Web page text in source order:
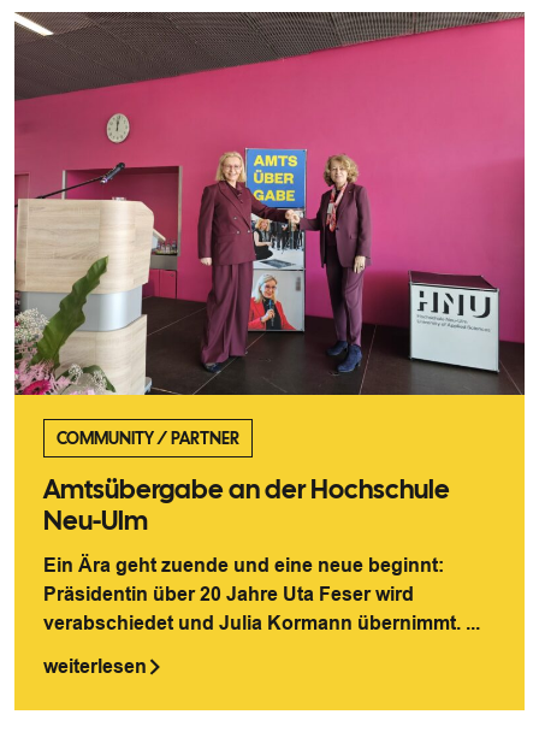
COMMUNITY/PARTNER
Amtsübergabe an der Hochschule
Neu-Ulm
Ein Ära geht zuende und eine neue beginnt:
Präsidentin über 20 Jahre Uta Feser wird
verabschiedet und Julia Kormann übernimmt. ...
weiterlesen